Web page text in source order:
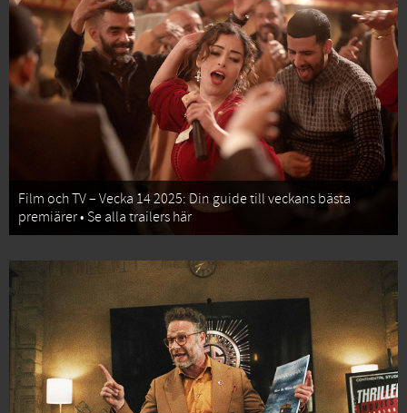
Film och TV – Vecka 14 2025: Din guide till veckans bästa
premiärer • Se alla trailers här